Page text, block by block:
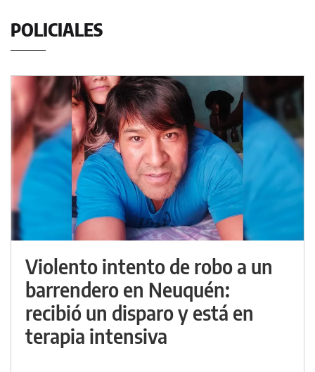
POLICIALES
Violento intento de robo a un
barrendero en Neuquén:
recibió un disparo y está en
terapia intensiva